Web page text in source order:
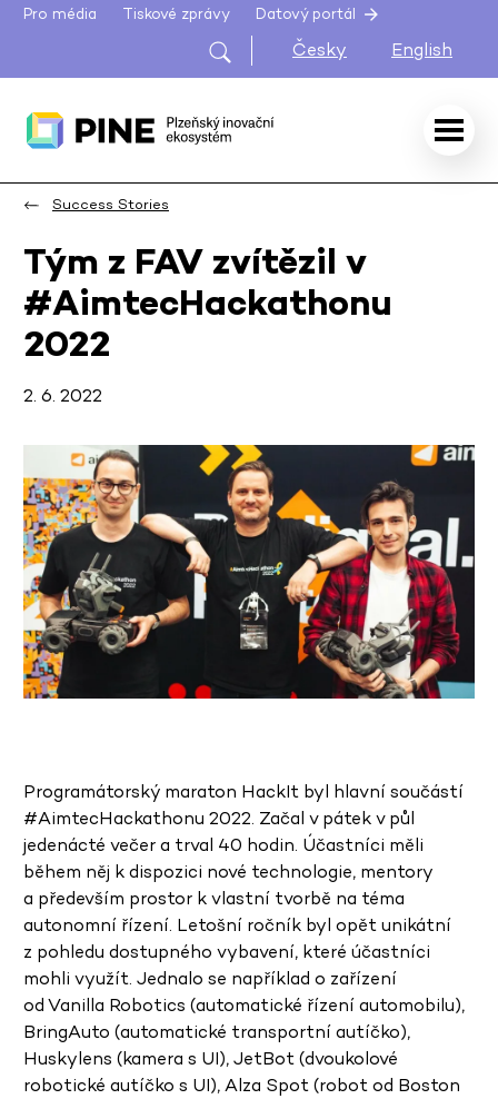
Pro média Tiskové zprávy Datový portál
Česky English
Success Stories
Tým z FAV zvítězil v
#AimtecHackathonu
2022
2. 6. 2022
Programátorský maraton HackIt byl hlavní součástí
#AimtecHackathonu 2022. Začal v pátek v půl
jedenácté večer a trval 40 hodin. Účastníci měli
během něj k dispozici nové technologie, mentory
a především prostor k vlastní tvorbě na téma
autonomní řízení. Letošní ročník byl opět unikátní
z pohledu dostupného vybavení, které účastníci
mohli využít. Jednalo se například o zařízení
od Vanilla Robotics (automatické řízení automobilu),
BringAuto (automatické transportní autíčko),
Huskylens (kamera s UI), JetBot (dvoukolové
robotické autíčko s UI), Alza Spot (robot od Boston